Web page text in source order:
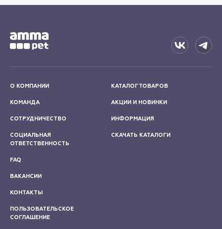
О КОМПАНИИ
КОМАНДА
СОТРУДНИЧЕСТВО
СОЦИАЛЬНАЯ
ОТВЕТСТВЕННОСТЬ
КАТАЛОГ ТОВАРОВ
АКЦИИ И НОВИНКИ
ИНФОРМАЦИЯ
СКАЧАТЬ КАТАЛОГИ
FAQ
ВАКАНСИИ
КОНТАКТЫ
ПОЛЬЗОВАТЕЛЬСКОЕ
СОГЛАШЕНИЕ